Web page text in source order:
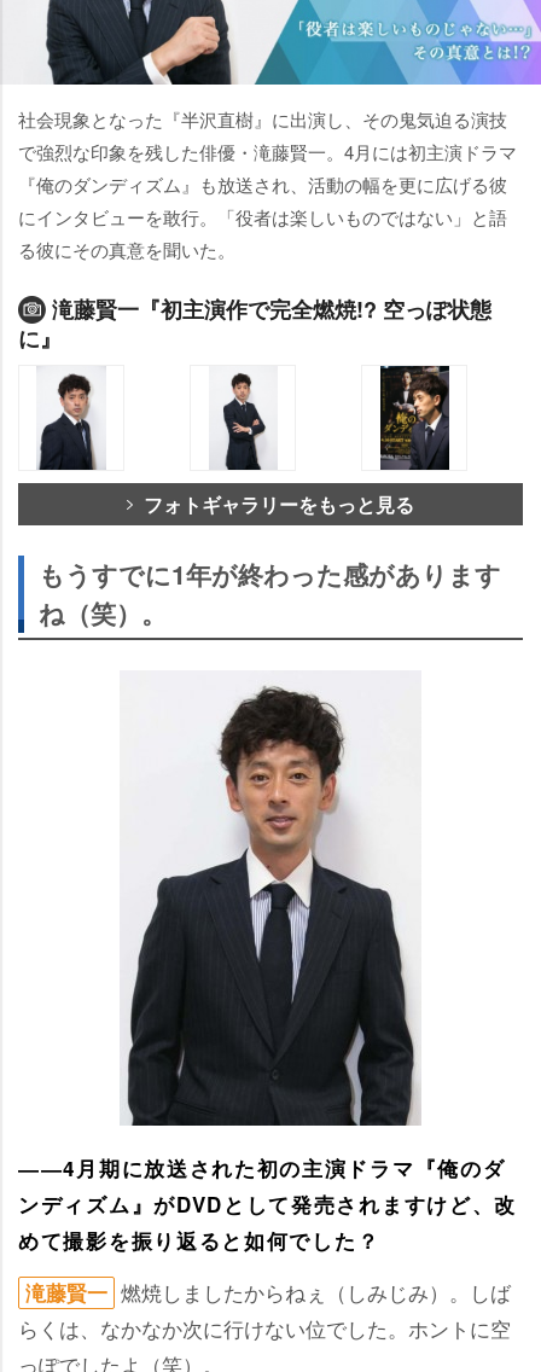
社会現象となった『半沢直樹』に出演し、その鬼気迫る演技
で強烈な印象を残した俳優・滝藤賢一。4月には初主演ドラマ
『俺のダンディズム』も放送され、活動の幅を更に広げる彼
にインタビューを敢行。「役者は楽しいものではない」と語
る彼にその真意を聞いた。
滝藤賢一『初主演作で完全燃焼!? 空っぽ状態
に』
フォトギャラリーをもっと見る
もうすでに1年が終わった感があります
ね（笑）。
――4月期に放送された初の主演ドラマ『俺のダ
ンディズム』がDVDとして発売されますけど、改
めて撮影を振り返ると如何でした？
滝藤賢一 燃焼しましたからねぇ（しみじみ）。しば
らくは、なかなか次に行けない位でした。ホントに空
っぽでしたよ（笑）。